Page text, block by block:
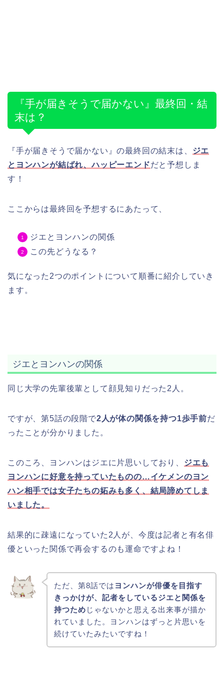
『手が届きそうで届かない』最終回・結
末は？
『手が届きそうで届かない』の最終回の結末は、 ジエ
とヨンハンが結ばれ、ハッピーエンドだと予想しま
す！
ここからは最終回を予想するにあたって、
ジエとヨンハンの関係
この先どうなる？
気になった2つのポイントについて順番に紹介していき
ます。
ジエとヨンハンの関係
同じ大学の先輩後輩として顔見知りだった2人。
ですが、第5話の段階で2人が体の関係を持つ1歩手前だ
ったことが分かりました。
このころ、ヨンハンはジエに片思いしており、 ジエも
ヨンハンに好意を持っていたものの…イケメンのヨン
ハン相手では女子たちの妬みも多く、結局諦めてしま
いました。
結果的に疎遠になっていた2人が、今度は記者と有名俳
優といった関係で再会するのも運命ですよね！
ただ、第8話では ヨンハンが俳優を目指す
きっかけが、記者をしているジエと関係を
持つため じゃないかと思える出来事が描か
れていました。ヨンハンはずっと片思いを
続けていたみたいですね！